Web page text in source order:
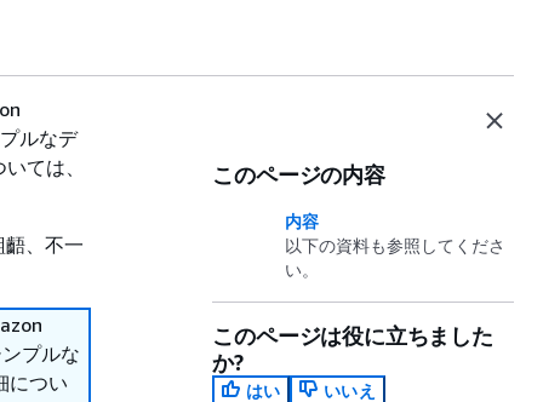
ルなデ
ては、
、不一
プルな
につい
このページの内容
内容
以下の資料も参照してくださ
い。
このページは役に立ちました
か?
はい
いいえ